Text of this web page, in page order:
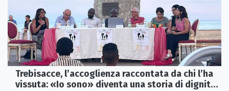
Trebisacce, l’accoglienza raccontata da chi l’ha
vissuta: «Io sono» diventa una storia di dignità